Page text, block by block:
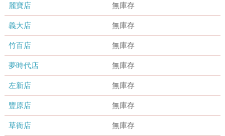
麗寶店 無庫存
義大店 無庫存
竹百店 無庫存
夢時代店 無庫存
左新店 無庫存
豐原店 無庫存
草衙店 無庫存